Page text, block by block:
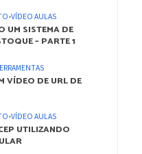
•VÍDEO AULAS
UM SISTEMA DE
– PARTE 1
VÍDEO DE URL DE
•VÍDEO AULAS
UTILIZANDO